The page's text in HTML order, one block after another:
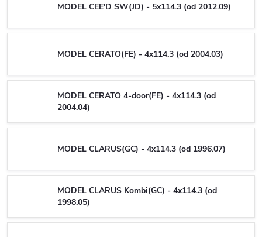
MODEL CEE'D SW(JD) - 5x114.3 (od 2012.09)
MODEL CERATO(FE) - 4x114.3 (od 2004.03)
MODEL CERATO 4-door(FE) - 4x114.3 (od
2004.04)
MODEL CLARUS(GC) - 4x114.3 (od 1996.07)
MODEL CLARUS Kombi(GC) - 4x114.3 (od
1998.05)